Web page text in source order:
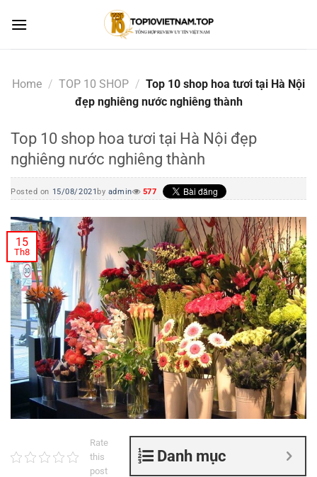
Home / TOP 10 SHOP / Top 10 shop hoa tươi tại Hà Nội
đẹp nghiêng nước nghiêng thành
Top 10 shop hoa tươi tại Hà Nội đẹp
nghiêng nước nghiêng thành
Posted on 15/08/2021 by admin 577
15
Th8
Danh mục
Rate
this
post